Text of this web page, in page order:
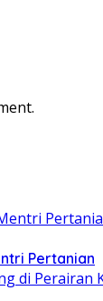
Pertanian